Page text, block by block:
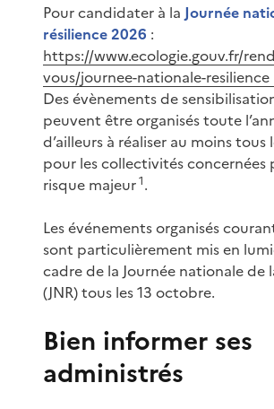
Pour candidater à la Journée
résilience 2026 :
https://www.ecologie.gouv.fr/
vous/journee-nationale-resilience
Des évènements de
peuvent être organisés toute
d’ailleurs à réaliser au moins tous
pour les collectivités concernées
risque majeur1.
Les événements organisés
sont particulièrement mis en
cadre de la Journée nationale de
(JNR) tous les 13 octobre.
Bien informer ses
administrés